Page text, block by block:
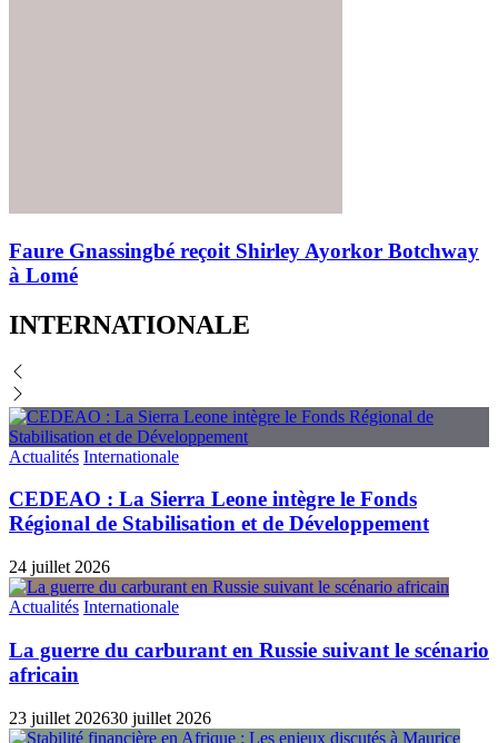
Faure Gnassingbé reçoit Shirley Ayorkor Botchway
à Lomé
INTERNATIONALE
Actualités Internationale
CEDEAO : La Sierra Leone intègre le Fonds
Régional de Stabilisation et de Développement
24 juillet 2026
Actualités Internationale
La guerre du carburant en Russie suivant le scénario
africain
23 juillet 202630 juillet 2026